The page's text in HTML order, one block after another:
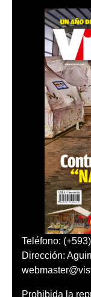
Teléfono:
Dirección:
Prohibida la